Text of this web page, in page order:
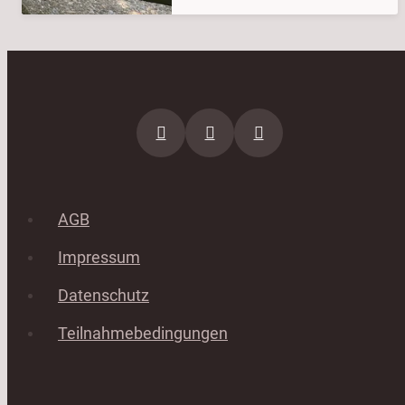
AGB
Impressum
Datenschutz
Teilnahmebedingungen